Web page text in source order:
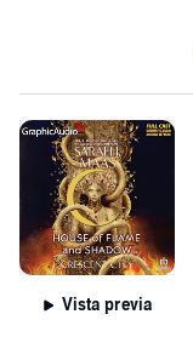
Vista previa